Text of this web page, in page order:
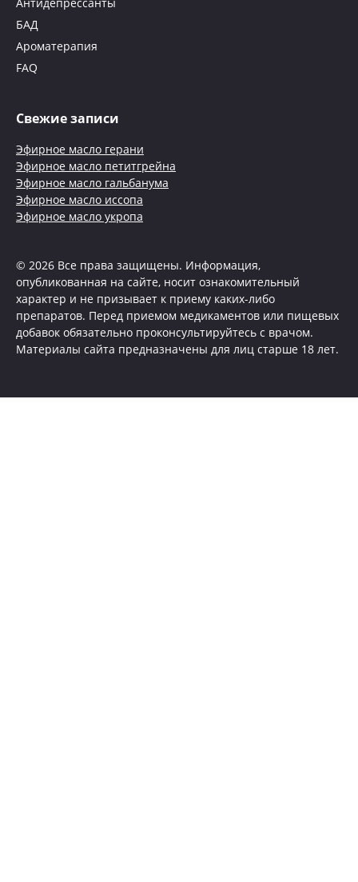
БАД
Ароматерапия
FAQ
Свежие записи
Эфирное масло герани
Эфирное масло петитгрейна
Эфирное масло гальбанума
Эфирное масло иссопа
Эфирное масло укропа
© 2026 Все права защищены. Информация,
опубликованная на сайте, носит ознакомительный
характер и не призывает к приему каких-либо
препаратов. Перед приемом медикаментов или пищевых
добавок обязательно проконсультируйтесь с врачом.
Материалы сайта предназначены для лиц старше 18 лет.